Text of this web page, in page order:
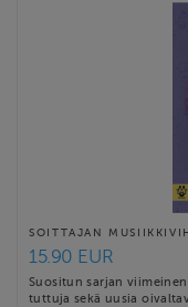
SOITTAJAN
15.90 EUR
Suositun sarjan
tuttuja sekä uusia